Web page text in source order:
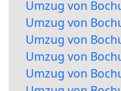
Umzug von
Umzug von
Umzug von
Umzug von
Umzug von